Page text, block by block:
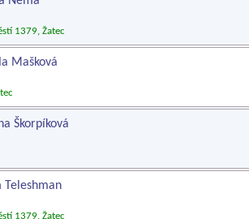
1379, Žatec
Mašková
Škorpíková
Teleshman
1379, Žatec